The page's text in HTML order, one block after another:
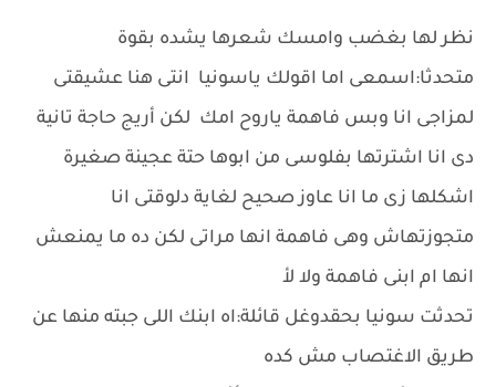
نظر لها بغضب وامسك شعرها يشده بقوة
متحدثا:اسمعى اما اقولك ياسونيا انتى هنا عشيقتى
لمزاجى انا وبس فاهمة ياروح امك لكن أريج حاجة تانية
دى انا اشترتها بفلوسى من ابوها حتة عجينة صغيرة
اشكلها زى ما انا عاوز صحيح لغاية دلوقتى انا
متجوزتهاش وهى فاهمة انها مراتى لكن ده ما يمنعش
انها ام ابنى فاهمة ولا لأ
تحدثت سونيا بحقدوغل قائلة:اه ابنك اللى جبته منها عن
طريق الاغتصاب مش كده